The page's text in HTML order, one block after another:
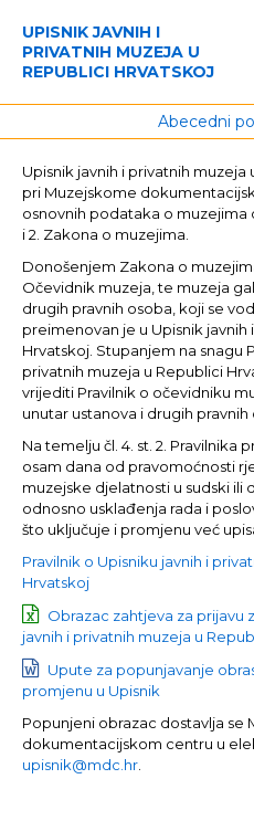
UPISNIK JAVNIH I
PRIVATNIH MUZEJA U
REPUBLICI HRVATSKOJ
Abecedni
Upisnik javnih i privatnih
pri Muzejskome
osnovnih podataka o muzejima
i 2. Zakona o muzejima.
Donošenjem Zakona o
Očevidnik muzeja, te muzeja
drugih pravnih osoba, koji se
preimenovan je u Upisnik
Hrvatskoj. Stupanjem na snagu
privatnih muzeja u Republici
vrijediti Pravilnik o očevidniku
unutar ustanova i drugih pravnih
Na temelju čl. 4. st. 2. Pravilnika
osam dana od pravomoćnosti
muzejske djelatnosti u sudski ili
odnosno usklađenja rada i
što uključuje i promjenu već
Pravilnik o Upisniku javnih i
Hrvatskoj
Obrazac zahtjeva za prijavu
javnih i privatnih muzeja u
Upute za popunjavanje
promjenu u Upisnik
Popunjeni obrazac dostavlja se
dokumentacijskom centru u
upisnik@mdc.hr